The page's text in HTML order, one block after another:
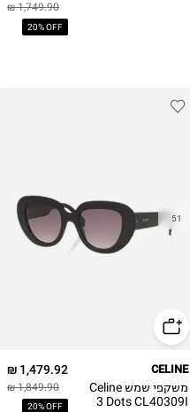
1,749.90 ₪
20% OFF
51
1,479.92 ₪
1,849.90 ₪
20% OFF
CELINE
משקפי שמש Celine
3 Dots CL40309I